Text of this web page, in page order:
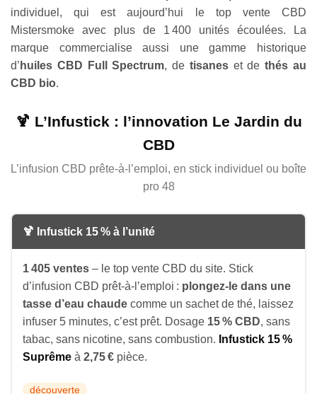
individuel, qui est aujourd’hui le top vente CBD
Mistersmoke avec plus de 1 400 unités écoulées. La
marque commercialise aussi une gamme historique
d’ huiles CBD Full Spectrum, de tisaneset dethés au
CBD bio.
🍹 L’Infustick : l’innovation Le Jardin du
CBD
L’infusion CBD prête-à-l’emploi, en stick individuel ou boîte
pro 48
🍹 Infustick 15 % à l’unité
1 405 ventes – le top vente CBD du site. Stick
d’infusion CBD prêt-à-l’emploi : plongez-le dans une
tasse d’eau chaude comme un sachet de thé, laissez
infuser 5 minutes, c’est prêt. Dosage 15 % CBD, sans
tabac, sans nicotine, sans combustion. Infustick 15 %
Suprême à 2,75 € pièce.
découverte